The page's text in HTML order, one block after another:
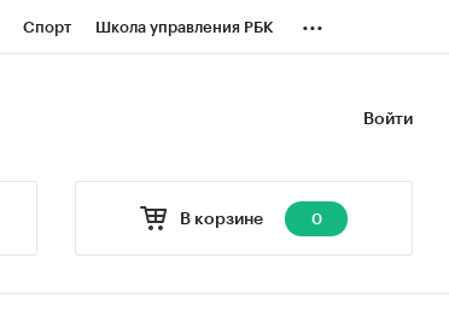
Спорт Школа управления РБК ...
Войти
В корзине 0